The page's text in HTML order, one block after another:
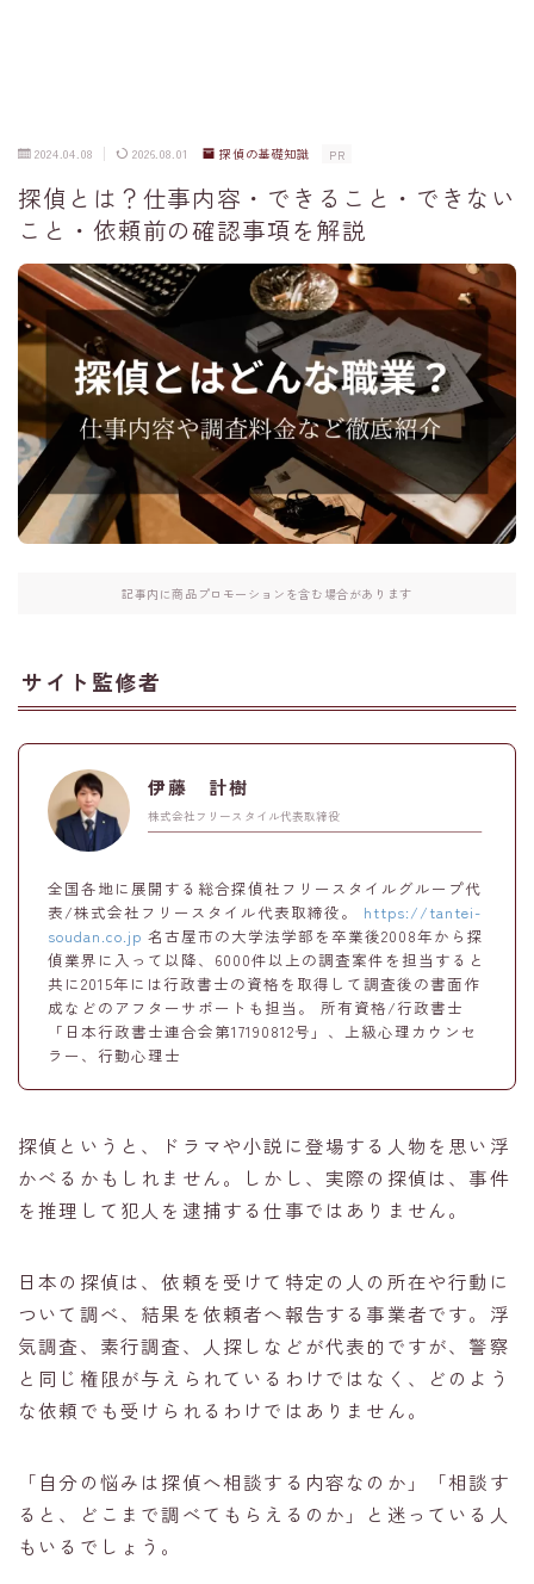
2024.04.08 2026.08.01 探偵の基礎知識 PR
探偵とは？仕事内容・できること・できない
こと・依頼前の確認事項を解説
記事内に商品プロモーションを含む場合があります
サイト監修者
伊藤 計樹
株式会社フリースタイル代表取締役
全国各地に展開する総合探偵社フリースタイルグループ代
表/株式会社フリースタイル代表取締役。 https://tantei-
soudan.co.jp 名古屋市の大学法学部を卒業後2008年から探
偵業界に入って以降、6000件以上の調査案件を担当すると
共に2015年には行政書士の資格を取得して調査後の書面作
成などのアフターサポートも担当。 所有資格/行政書士
「日本行政書士連合会第17190812号」、上級心理カウンセ
ラー、行動心理士
探偵というと、ドラマや小説に登場する人物を思い浮
かべるかもしれません。しかし、実際の探偵は、事件
を推理して犯人を逮捕する仕事ではありません。
日本の探偵は、依頼を受けて特定の人の所在や行動に
ついて調べ、結果を依頼者へ報告する事業者です。浮
気調査、素行調査、人探しなどが代表的ですが、警察
と同じ権限が与えられているわけではなく、どのよう
な依頼でも受けられるわけではありません。
「自分の悩みは探偵へ相談する内容なのか」「相談す
ると、どこまで調べてもらえるのか」と迷っている人
もいるでしょう。